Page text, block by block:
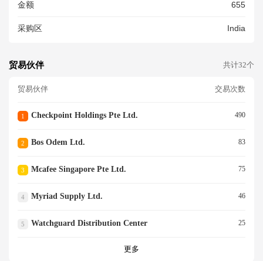
金额 655
采购区 India
贸易伙伴 共计32个
贸易伙伴 交易次数
1 Checkpoint Holdings Pte Ltd. 490
2 Bos Odem Ltd. 83
3 Mcafee Singapore Pte Ltd. 75
4 Myriad Supply Ltd. 46
5 Watchguard Distribution Center 25
更多